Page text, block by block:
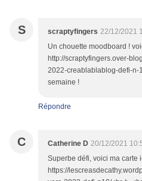
S scraptyfingers 22/12/2021
Un chouette moodboard !
http://scraptyfingers.over-
2022-creablablablog-defi-n-
semaine !
Répondre
C Catherine D 20/12/2021
Superbe défi, voici ma carte
https://